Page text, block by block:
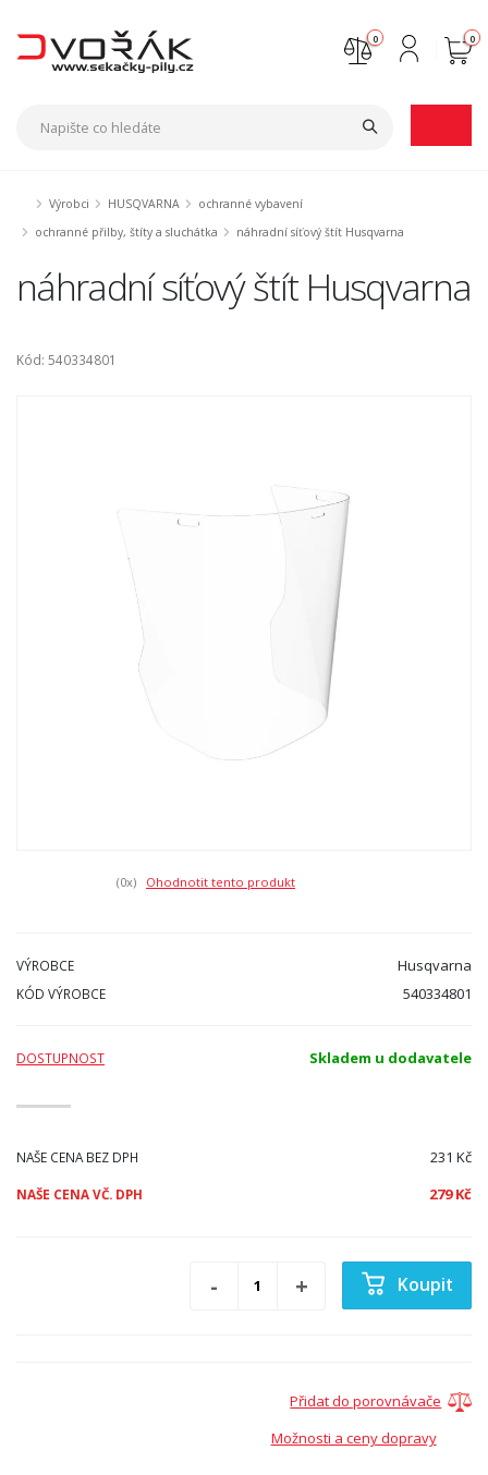
0
0
Výrobci HUSQVARNA
ochranné vybavení
ochranné přilby, štíty a sluchátka
náhradní síťový štít Husqvarna
náhradní síťový štít Husqvarna
Kód: 540334801
(0x) Ohodnotit tento produkt
VÝROBCE Husqvarna
KÓD VÝROBCE 540334801
DOSTUPNOST Skladem u dodavatele
NAŠE CENA BEZ DPH 231 Kč
NAŠE CENA VČ. DPH 279 Kč
Koupit
Přidat do porovnávače
Možnosti a ceny dopravy